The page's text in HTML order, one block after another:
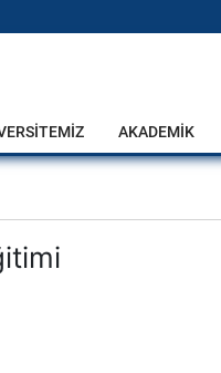
AKADEMİK